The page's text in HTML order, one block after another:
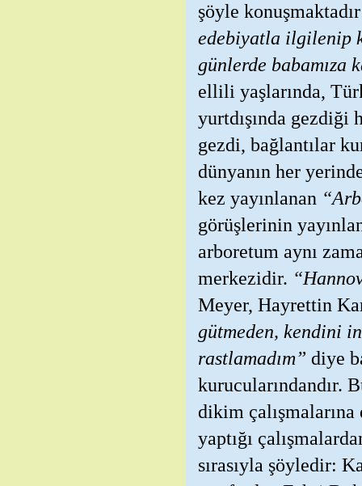
şöyle
edebiyatla ilgilenip
günlerde babamıza
ellili yaşlarında,
yurtdışında
gezdi, bağlantılar
dünyanın her
kez yayınlanan
görüşlerinin
arboretum aynı
merkezidir.
Meyer, Hayrettin
gütmeden, kendini
rastlamadım” diye
kurucularındandır.
dikim
yaptığı
sırasıyla şöyledir: